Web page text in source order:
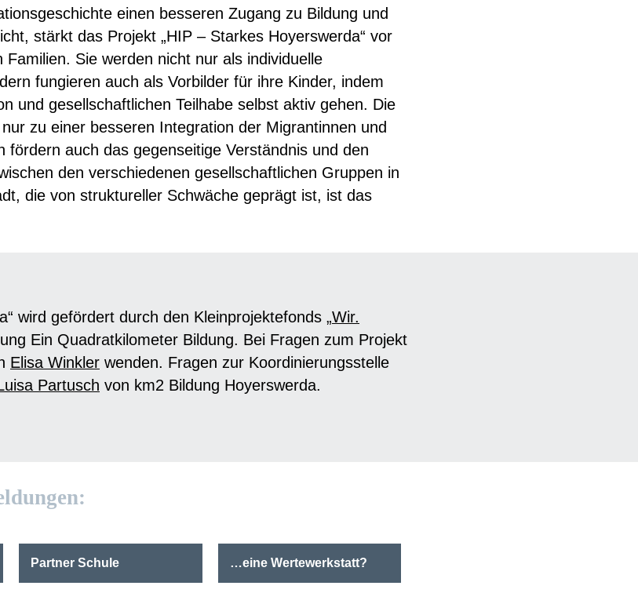
einen besseren Zugang zu Bildung und
stärkt das Projekt „HIP – Starkes Hoyerswerda“ vor
Sie werden nicht nur als individuelle
fungieren auch als Vorbilder für ihre Kinder, indem
und gesellschaftlichen Teilhabe selbst aktiv gehen. Die
zu einer besseren Integration der Migrantinnen und
fördern auch das gegenseitige Verständnis und den
den verschiedenen gesellschaftlichen Gruppen in
die von struktureller Schwäche geprägt ist, ist das
wird gefördert durch den Kleinprojektefonds „Wir.
Ein Quadratkilometer Bildung. Bei Fragen zum Projekt
Elisa Winkler wenden. Fragen zur Koordinierungsstelle
Partusch von km2 Bildung Hoyerswerda.
Partner Schule …eine Wertewerkstatt?